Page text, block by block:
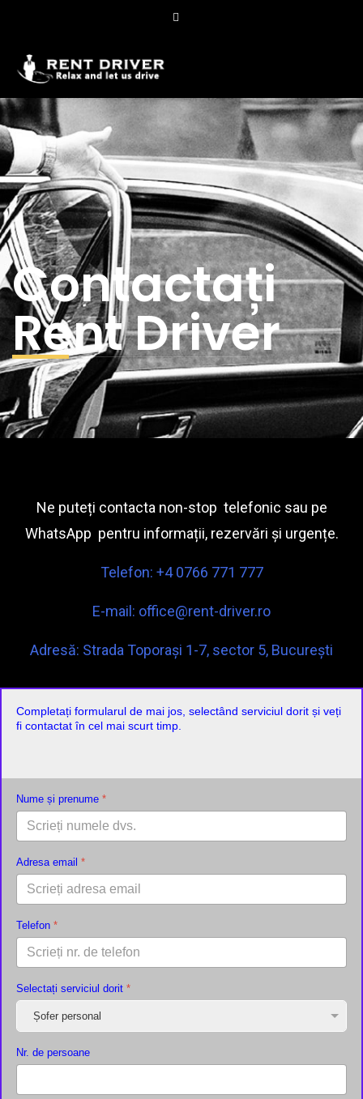
Contactați
Rent Driver
Ne puteți contacta non-stop telefonic sau pe
WhatsApp pentru informații, rezervări și urgențe.
Telefon: +4 0766 771 777
E-mail: office@rent-driver.ro
Adresă: Strada Toporași 1-7, sector 5, București
Completați formularul de mai jos, selectând serviciul dorit și veți
fi contactat în cel mai scurt timp.
Nume și prenume *
Adresa email *
Telefon *
Selectați serviciul dorit *
Nr. de persoane